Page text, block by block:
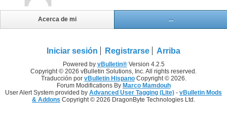
Acerca de mi ...
Iniciar sesión Registrarse Arriba
Powered by vBulletin®Version 4.2.5
Copyright © 2026 vBulletin Solutions, Inc. All rights reserved.
Traducción por vBulletin HispanoCopyright © 2026.
Forum Modifications By Marco Mamdouh
User Alert System provided by Advanced User Tagging (Lite) - vBulletin Mods
& Addons Copyright © 2026 DragonByte Technologies Ltd.